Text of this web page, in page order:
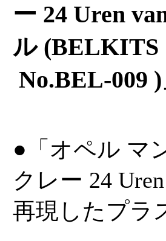
ー 24 Uren
ル (BELKITS
No.BEL-009
●「オペル マ
クレー 24
再現したプラ